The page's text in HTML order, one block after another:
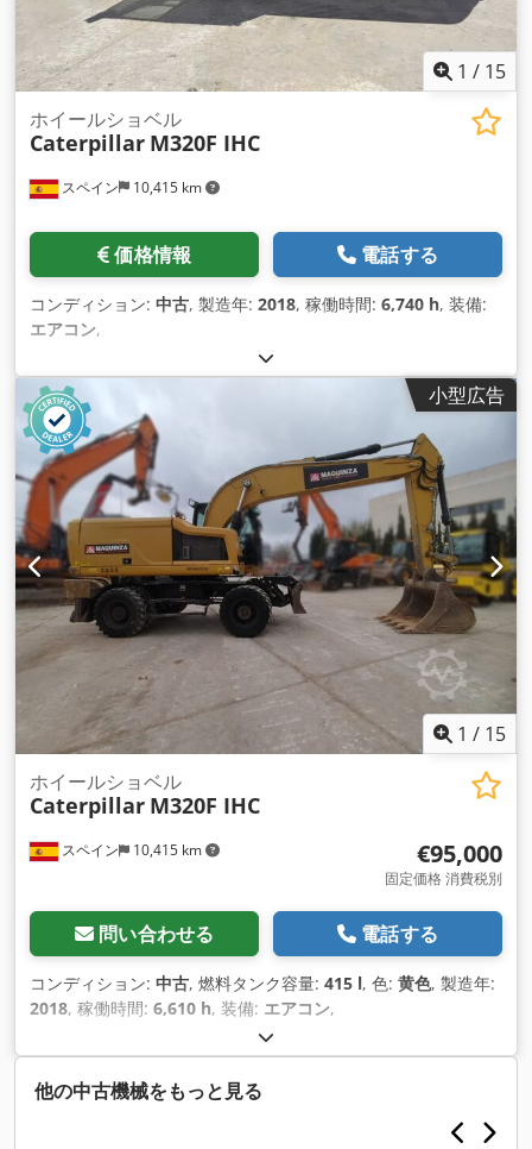
1 / 15
スペイン 10,415 km
ホイールショベル
Caterpillar M320F IHC
価格情報 電話する
コンディション: 中古, 製造年: 2018, 稼働時間: 6,740 h, 装備:
エアコン,
小型広告
1 / 15
スペイン 10,415 km
ホイールショベル
Caterpillar M320F IHC
€95,000
固定価格 消費税別
問い合わせる 電話する
コンディション: 中古, 燃料タンク容量: 415 l, 色: 黄色, 製造年:
2018, 稼働時間: 6,610 h, 装備: エアコン,
他の中古機械をもっと見る